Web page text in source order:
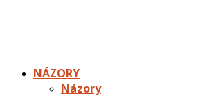
NÁZORY
Názory